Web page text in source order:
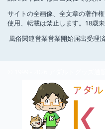
サイトの全画像、全文章の著作
使用、転載は禁止します。18歳
風俗関連営業営業開始届出受